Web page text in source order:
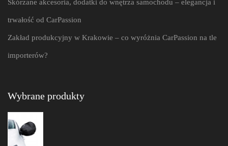
Skórzane akcesoria, dodatki do wnętrza samochodu – elegancja i
trwałość od CarPassion
Zakład produkcyjny w Krakowie – co wyróżnia CarPassion na tle
importerów?
Wybrane produkty